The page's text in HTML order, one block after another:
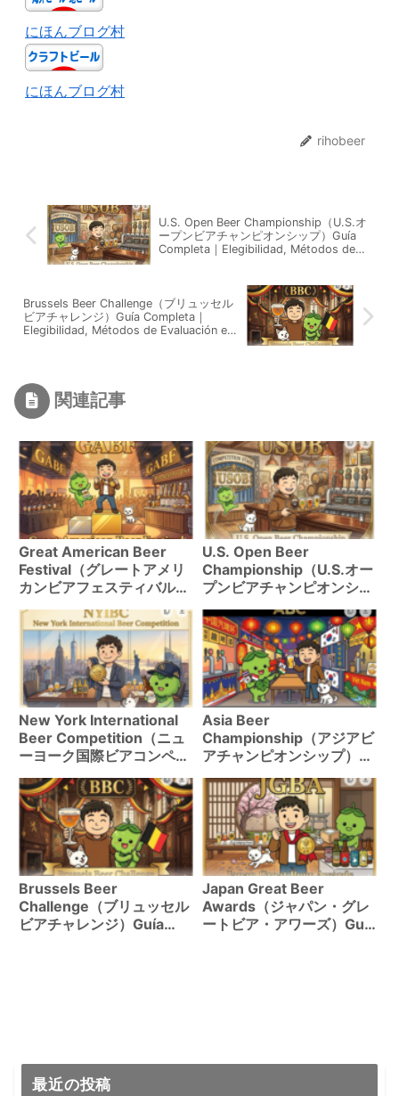
にほんブログ村
にほんブログ村
rihobeer
U.S. Open Beer Championship（U.S.オ
ープンビアチャンピオンシップ）Guía
Completa｜Elegibilidad, Métodos de
Brussels Beer Challenge（ブリュッセル
ビアチャレンジ）Guía Completa｜
Elegibilidad, Métodos de Evaluación e
関連記事
Great American Beer
Festival（グレートアメリ
カンビアフェスティバル）
Elegibilidad, Métodos de
Evaluación e Historial de
Premios7,772 Registros
Explicados
U.S. Open Beer
Championship（U.S.オー
プンビアチャンピオンシッ
Elegibilidad, Métodos de
Evaluación e Historial de
Premios5,697 Registros
Explicados
New York International
Beer Competition（ニュ
ーヨーク国際ビアコンペテ
ィション）Guía Completa
｜Elegibilidad, Métodos
de Evaluación e Historial
de Premios1,880
Registros Explicados
Asia Beer
Championship（アジアビ
アチャンピオンシップ）
Guía Completa｜
Elegibilidad, Métodos de
Evaluación e Historial de
Premios301 Registros
Explicados
Brussels Beer
Challenge（ブリュッセル
ビアチャレンジ）Guía
Japan Great Beer
Awards（ジャパン・グレ
ートビア・アワーズ）Guía
最近の投稿